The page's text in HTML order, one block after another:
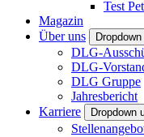
Test
Magazin
Über uns
DLG-
DLG-
DLG Gruppe
Jahresbericht
Karriere
Dropdown